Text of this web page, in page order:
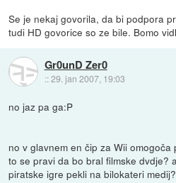
Se je nekaj govorila, da bi podpora
tudi HD govorice so ze bile. Bomo
Gr0unD Zer0
::29. jan 2007, 19:03
no jaz pa ga:P
no v glavnem en čip za Wii omogoča
to se pravi da bo bral filmske dvdje?
piratske igre pekli na bilokateri medij?